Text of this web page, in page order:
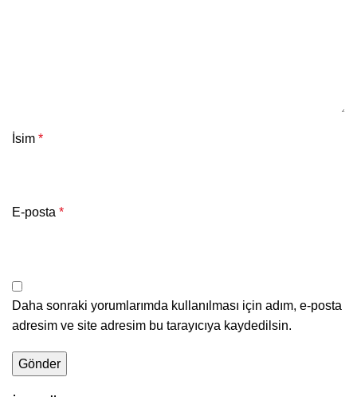
İsim *
E-posta *
Daha sonraki yorumlarımda kullanılması için adım, e-posta
adresim ve site adresim bu tarayıcıya kaydedilsin.